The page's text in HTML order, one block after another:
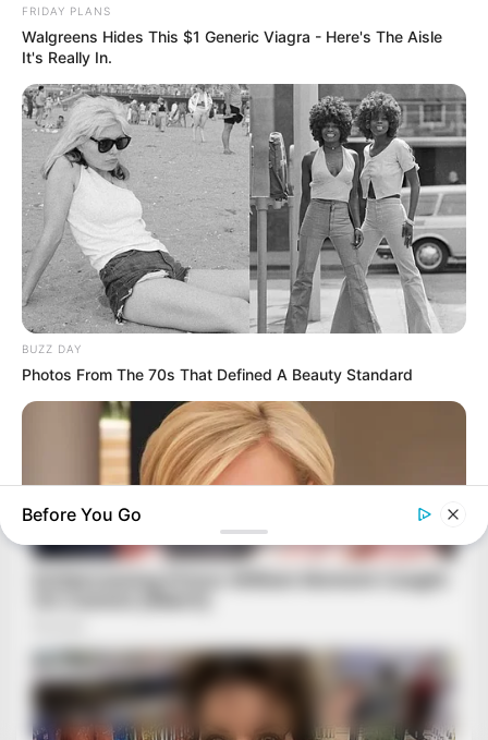
FRIDAY PLANS
Walgreens Hides This $1 Generic Viagra - Here's The Aisle
It's Really In.
BUZZ DAY
Photos From The 70s That Defined A Beauty Standard
Remember Watching Kerri-Anne Every Morning? Look At Her
Today
Before You Go